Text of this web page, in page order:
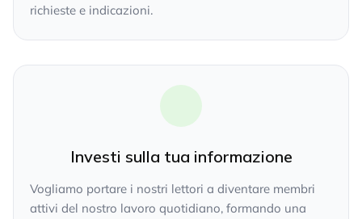
richieste e indicazioni.
Investi sulla tua informazione
Vogliamo portare i nostri lettori a diventare membri
attivi del nostro lavoro quotidiano, formando una